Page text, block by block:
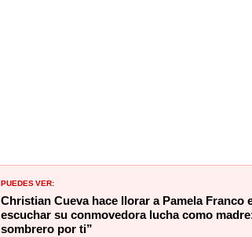
PUEDES VER:
Christian Cueva hace llorar a Pamela Franco
escuchar su conmovedora lucha como
sombrero por ti”